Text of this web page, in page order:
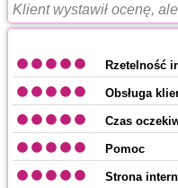
Klient wystawił ocenę,
Rzetelność
Obsługa
Czas
Pomoc
Strona